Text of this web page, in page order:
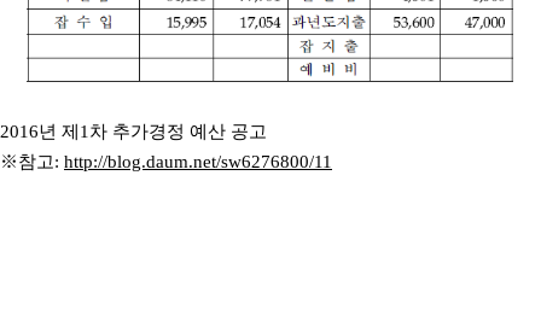
2016년 제1차 추가경정 예산 공고
※참고: http://blog.daum.net/sw6276800/11